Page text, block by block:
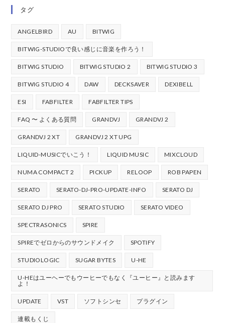
タグ
ANGELBIRD AU BITWIG
BITWIG-STUDIOで良い感じに音楽を作ろう！
BITWIG STUDIO BITWIG STUDIO 2 BITWIG STUDIO 3
BITWIG STUDIO 4 DAW DECKSAVER DEXIBELL
ESI FABFILTER FABFILTER TIPS
FAQ 〜 よくある質問 GRANDVJ GRANDVJ 2
GRANDVJ 2 XT GRANDVJ 2 XT UPG
LIQUID-MUSICでいこう！ LIQUID MUSIC MIXCLOUD
NUMA COMPACT 2 PICKUP RELOOP ROB PAPEN
SERATO SERATO-DJ-PRO-UPDATE-INFO SERATO DJ
SERATO DJ PRO SERATO STUDIO SERATO VIDEO
SPECTRASONICS SPIRE
SPIREでゼロからのサウンドメイク SPOTIFY
STUDIOLOGIC SUGAR BYTES U-HE
U-HEはユーヘーでもウーヒーでもなく『ユーヒー』と読みます
よ！
UPDATE VST ソフトシンセ プラグイン
連載もくじ